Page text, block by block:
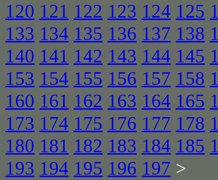
120 121 122 123 124 125
133 134 135 136 137 138
140 141 142 143 144 145
153 154 155 156 157 158
160 161 162 163 164 165
173 174 175 176 177 178
180 181 182 183 184 185
193 194 195 196 197 >